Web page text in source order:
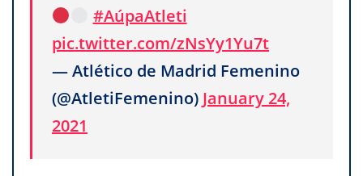
#AúpaAtleti
pic.twitter.com/zNsYy1Yu7t
— Atlético de Madrid Femenino
(@AtletiFemenino) January 24,
2021